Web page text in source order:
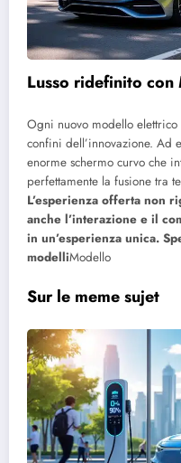
Lusso ridefinito con
Ogni nuovo modello
confini dell’innovazione. Ad
enorme schermo curvo che
perfettamente la fusione tra
L’esperienza offerta non
anche l’interazione e il
in un’esperienza unica.
modelliModello
Sur le meme sujet